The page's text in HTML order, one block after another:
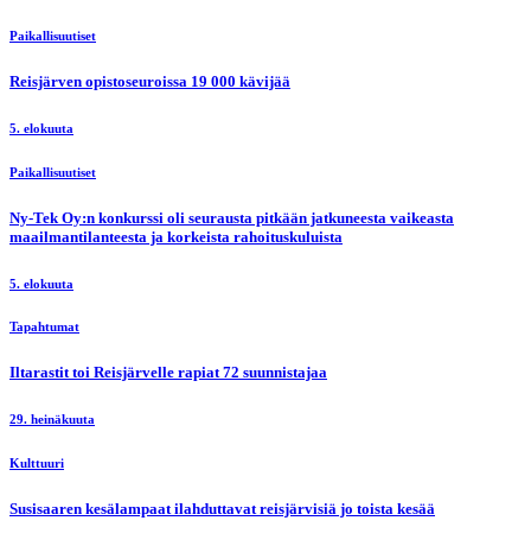
Paikallisuutiset
Reisjärven opistoseuroissa 19 000 kävijää
5. elokuuta
Paikallisuutiset
Ny-Tek Oy:n konkurssi oli seurausta pitkään jatkuneesta vaikeasta
maailmantilanteesta ja korkeista rahoituskuluista
5. elokuuta
Tapahtumat
Iltarastit toi Reisjärvelle rapiat 72 suunnistajaa
29. heinäkuuta
Kulttuuri
Susisaaren kesälampaat ilahduttavat reisjärvisiä jo toista kesää